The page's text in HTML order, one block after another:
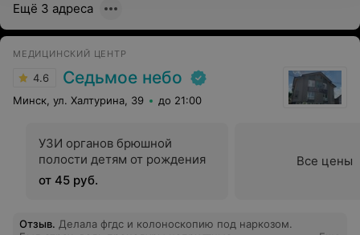
Ещё 3 адреса
МЕДИЦИНСКИЙ ЦЕНТР
4.6 Седьмое небо
Минск, ул. Халтурина, 39 до 21:00
УЗИ органов брюшной
полости детям от рождения
от 45 руб.
Все цены
Отзыв. Делала фгдс и колоноскопию под наркозом.